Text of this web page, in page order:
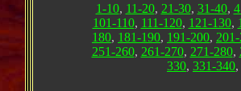
1-10, 11-20, 21-30, 31-40,
101-110, 111-120, 121-130,
180, 181-190, 191-200,
251-260, 261-270, 271-280,
330, 331-340,